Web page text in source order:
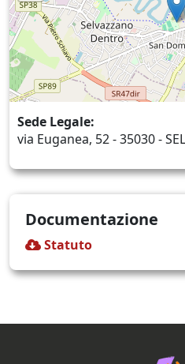
Sede Legale:
via Euganea, 52 - 35030 -
Documentazione
Statuto